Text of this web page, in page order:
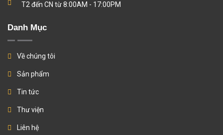
T2 đến CN từ 8:00AM - 17:00PM
Danh Mục
Về chúng tôi
Sản phẩm
Tin tức
Thư viện
Liên hệ